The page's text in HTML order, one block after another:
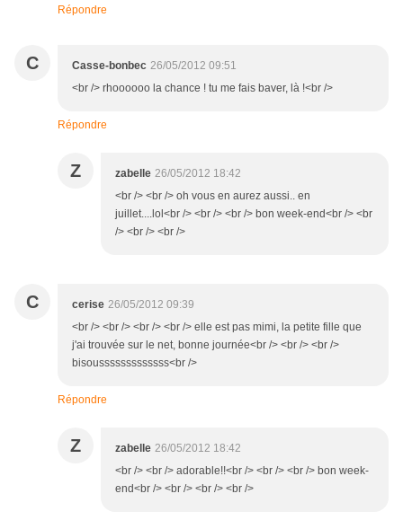
Répondre
C Casse-bonbec 26/05/2012 09:51
<br /> rhoooooo la chance ! tu me fais baver, là !<br />
Répondre
Z zabelle 26/05/2012 18:42
<br /> <br /> oh vous en aurez aussi.. en
juillet....lol<br /> <br /> <br /> bon week-end<br /> <br
/> <br /> <br />
C cerise 26/05/2012 09:39
<br /> <br /> <br /> <br /> elle est pas mimi, la petite fille que
j'ai trouvée sur le net, bonne journée<br /> <br /> <br />
bisousssssssssssss<br />
Répondre
Z zabelle 26/05/2012 18:42
<br /> <br /> adorable!!<br /> <br /> <br /> bon week-
end<br /> <br /> <br /> <br />